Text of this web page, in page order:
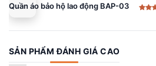
Quần áo bảo hộ lao động BAP-03
hạng
Giá
là:
256.500 ₫.
Giá
tại
là:
195.000 ₫.
SẢN PHẨM ĐÁNH GIÁ CAO